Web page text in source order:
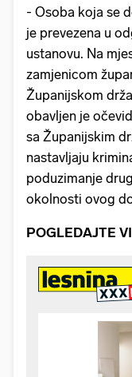
- Osoba koja se
je prevezena u
ustanovu. Na
zamjenicom
Županijskom
obavljen je
sa Županijskim
nastavljaju
poduzimanje
okolnosti ovog
POGLEDAJTE